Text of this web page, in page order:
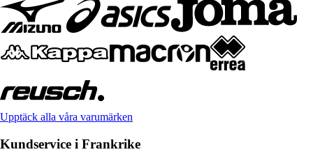
Upptäck alla våra varumärken
Kundservice i Frankrike